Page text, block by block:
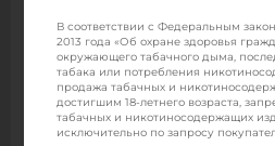
В соответствии с Федеральным
2013 года «Об охране здоровья
окружающего табачного дыма,
табака или потребления
продажа табачных и
достигшим 18-летнего возраста,
табачных и никотиносодержащих
исключительно по запросу